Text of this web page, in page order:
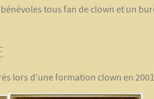
tous fan de clown et un
lors d'une formation clown en